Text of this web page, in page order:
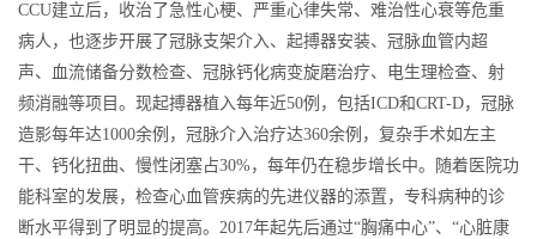
CCU建立后，收治了急性心梗、严重心律失常、难治性心衰等危重
病人，也逐步开展了冠脉支架介入、起搏器安装、冠脉血管内超
声、血流储备分数检查、冠脉钙化病变旋磨治疗、电生理检查、射
频消融等项目。现起搏器植入每年近50例，包括ICD和CRT-D，冠脉
造影每年达1000余例，冠脉介入治疗达360余例，复杂手术如左主
干、钙化扭曲、慢性闭塞占30%，每年仍在稳步增长中。随着医院功
能科室的发展，检查心血管疾病的先进仪器的添置，专科病种的诊
断水平得到了明显的提高。2017年起先后通过“胸痛中心”、“心脏康